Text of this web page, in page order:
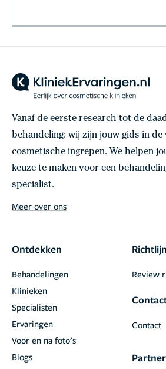
Vanaf de eerste research tot de
behandeling: wij zijn jouw gids in de
cosmetische ingrepen. We helpen
keuze te maken voor een
specialist.
Meer over ons
Ontdekken
Behandelingen
Klinieken
Specialisten
Ervaringen
Voor en na foto’s
Blogs
Review
Contact